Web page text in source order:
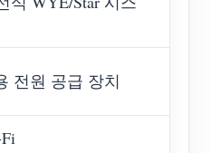
전원 공급 장치